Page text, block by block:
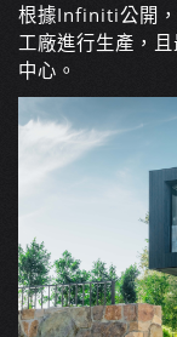
根據Infiniti公開
工廠進行生產，
中心。